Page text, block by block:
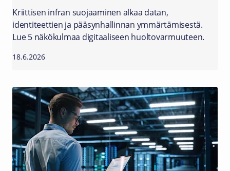
Kriittisen infran suojaaminen alkaa datan,
identiteettien ja pääsynhallinnan ymmärtämisestä.
Lue 5 näkökulmaa digitaaliseen huoltovarmuuteen.
18.6.2026